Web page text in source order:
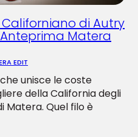
di Autry
Matera
EDIT
unisce le coste
della California degli
Matera. Quel filo è